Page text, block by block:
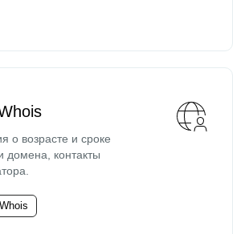
о возрасте и сроке
домена, контакты